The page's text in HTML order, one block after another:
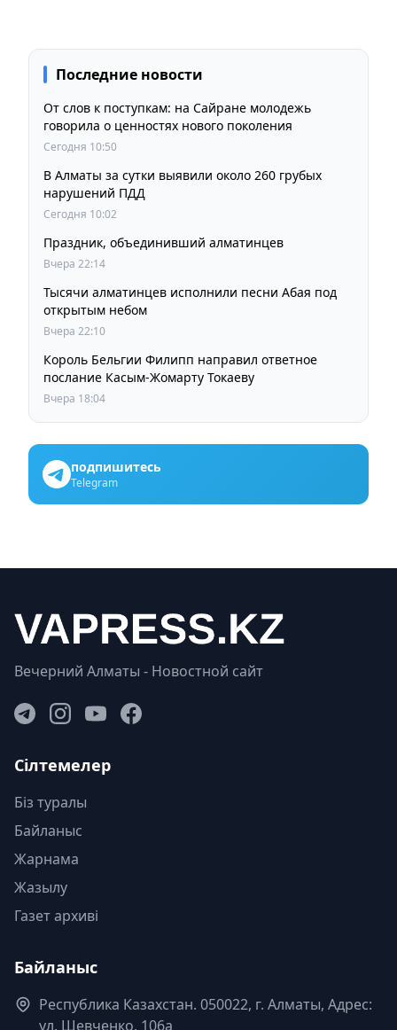
Последние новости
От слов к поступкам: на Сайране молодежь
говорила о ценностях нового поколения
Сегодня 10:50
В Алматы за сутки выявили около 260 грубых
нарушений ПДД
Сегодня 10:02
Праздник, объединивший алматинцев
Вчера 22:14
Тысячи алматинцев исполнили песни Абая под
открытым небом
Вчера 22:10
Король Бельгии Филипп направил ответное
послание Касым-Жомарту Токаеву
Вчера 18:04
подпишитесь
Telegram
Вечерний Алматы - Новостной сайт
Сілтемелер
Біз туралы
Байланыс
Жарнама
Жазылу
Газет архиві
Байланыс
Республика Казахстан. 050022, г. Алматы, Адрес:
ул. Шевченко, 106а